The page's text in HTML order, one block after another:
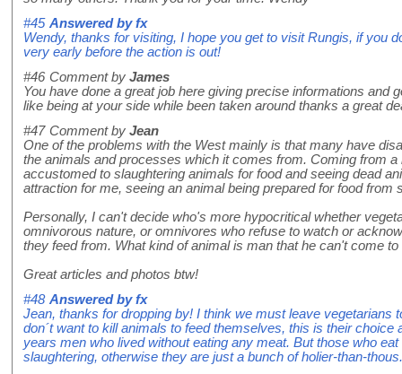
#45 Answered byfx
Wendy, thanks for visiting, I hope you get to visit Rungis, if you
very early before the action is out!
#46 Comment by James
You have done a great job here giving precise informations and
like being at your side while been taken around thanks a great
#47 Comment by Jean
One of the problems with the West mainly is that many have
the animals and processes which it comes from. Coming from a
accustomed to slaughtering animals for food and seeing dead
attraction for me, seeing an animal being prepared for food from
Personally, I can't decide who's more hypocritical whether
omnivorous nature, or omnivores who refuse to watch or
they feed from. What kind of animal is man that he can't come
Great articles and photos btw!
#48 Answered byfx
Jean, thanks for dropping by! I think we must leave vegetarians
don´t want to kill animals to feed themselves, this is their choice
years men who lived without eating any meat. But those who
slaughtering, otherwise they are just a bunch of holier-than-thous.